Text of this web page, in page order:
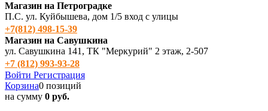
Магазин на Петроградке
П.С. ул. Куйбышева, дом 1/5 вход с улицы
+7(812) 498‑15-39
Магазин на Савушкина
ул. Савушкина 141, ТК "Меркурий" 2 этаж, 2-507
+7 (812) 993-93-28
Войти Регистрация
Корзина0 позиций
на сумму 0 руб.